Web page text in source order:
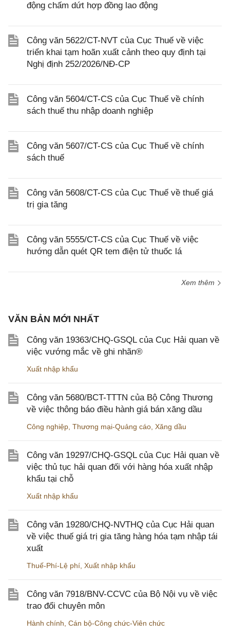
động chấm dứt hợp đồng lao động
Công văn 5622/CT-NVT của Cục Thuế về việc
triển khai tạm hoãn xuất cảnh theo quy định tại
Nghị định 252/2026/NĐ-CP
Công văn 5604/CT-CS của Cục Thuế về chính
sách thuế thu nhập doanh nghiệp
Công văn 5607/CT-CS của Cục Thuế về chính
sách thuế
Công văn 5608/CT-CS của Cục Thuế về thuế giá
trị gia tăng
Công văn 5555/CT-CS của Cục Thuế về việc
hướng dẫn quét QR tem điện tử thuốc lá
Xem thêm
VĂN BẢN MỚI NHẤT
Công văn 19363/CHQ-GSQL của Cục Hải quan về
việc vướng mắc về ghi nhãn®
Xuất nhập khẩu
Công văn 5680/BCT-TTTN của Bộ Công Thương
về việc thông báo điều hành giá bán xăng dầu
Công nghiệp Thương mại-Quảng cáo Xăng dầu
Công văn 19297/CHQ-GSQL của Cục Hải quan về
việc thủ tục hải quan đối với hàng hóa xuất nhập
khẩu tại chỗ
Xuất nhập khẩu
Công văn 19280/CHQ-NVTHQ của Cục Hải quan
về việc thuế giá trị gia tăng hàng hóa tạm nhập tái
xuất
Thuế-Phí-Lệ phí Xuất nhập khẩu
Công văn 7918/BNV-CCVC của Bộ Nội vụ về việc
trao đổi chuyên môn
Hành chính Cán bộ-Công chức-Viên chức